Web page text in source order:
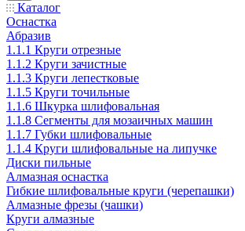
Каталог
Оснастка
Абразив
1.1.1 Круги отрезные
1.1.2 Круги зачистные
1.1.3 Круги лепестковые
1.1.5 Круги точильные
1.1.6 Шкурка шлифовальная
1.1.8 Сегменты для мозаичных машин
1.1.7 Губки шлифовальные
1.1.4 Круги шлифовальные на липучке
Диски пильные
Алмазная оснастка
Гибкие шлифовальные круги (черепашки)
Алмазные фрезы (чашки)
Круги алмазные